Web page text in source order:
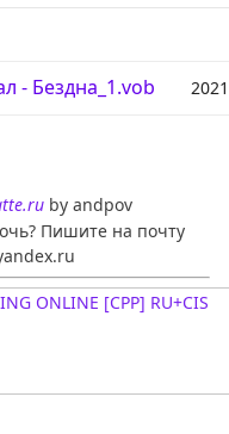
- Бездна_1.vob
by andpov
Пишите на почту